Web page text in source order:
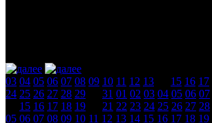
03 04 05 06 07 08 09 10 11 12 13 15 16 17
24 25 26 27 28 29 31 01 02 03 04 05 06 07
15 16 17 18 19 21 22 23 24 25 26 27 28
05 06 07 08 09 10 11 12 13 14 15 16 17 18 19